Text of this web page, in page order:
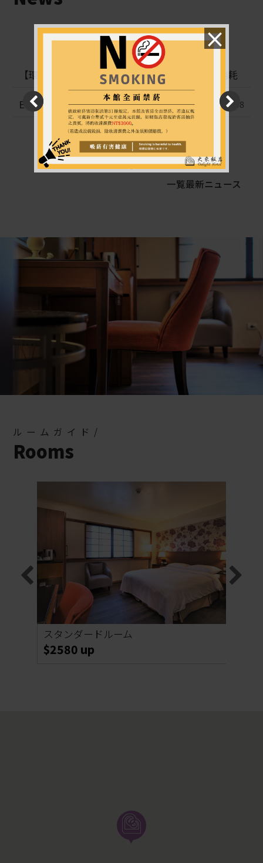
【環境を守り、地球を愛するため】使い捨て消耗
品の積極的な提供を中止します
2024-11-20
ECOフレンドリープラン 2024-11-08
一覧最新ニュース
ルームガイド/
Rooms
スタンダードルーム
$2580 up
×